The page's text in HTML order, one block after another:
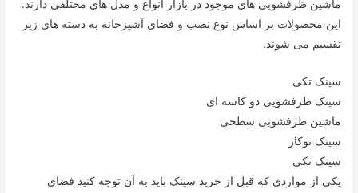
ماشین ظرفشویی های موجود در بازار انواع و مدل های مختلفی دارند.
این محصولات بر اساس نوع نصب و فضای آشپزخانه به دسته های زیر
تقسیم می شوند.
سینک تکی
سینک ظرفشویی دو کاسه ای
ماشین ظرفشویی سطحی
سینک توکار
سینک تکی
یکی از مواردی که قبل از خرید سینک باید به آن توجه کنید فضای